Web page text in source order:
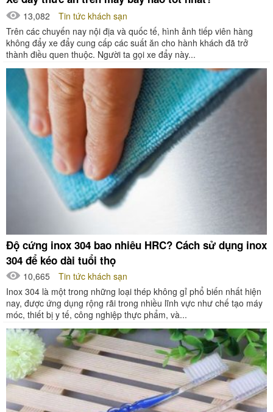
13,082
Tin tức khách sạn
Trên các chuyến nay nội địa và quốc tế, hình ảnh tiếp viên hàng
không đẩy xe đẩy cung cấp các suất ăn cho hành khách đã trở
thành điều quen thuộc. Người ta gọi xe đẩy này...
Độ cứng inox 304 bao nhiêu HRC? Cách sử dụng inox
304 để kéo dài tuổi thọ
10,665
Tin tức khách sạn
Inox 304 là một trong những loại thép không gỉ phổ biến nhất hiện
nay, được ứng dụng rộng rãi trong nhiều lĩnh vực như chế tạo máy
móc, thiết bị y tế, công nghiệp thực phẩm, và...